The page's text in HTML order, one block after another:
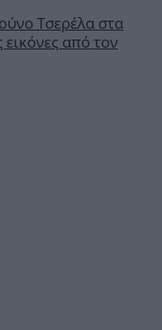
Τσερέλα στα
από τον